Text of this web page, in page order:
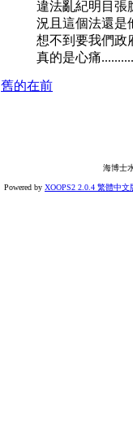
違法亂紀明目張
況且這個法還是
想不到要我們政
真的是心痛
舊的在前
海博士
Powered by XOOPS2 2.0.4 繁體中文